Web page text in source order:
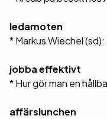
ledamoten
* Markus Wiechel
jobba effektivt
* Hur gör man en
affärslunchen